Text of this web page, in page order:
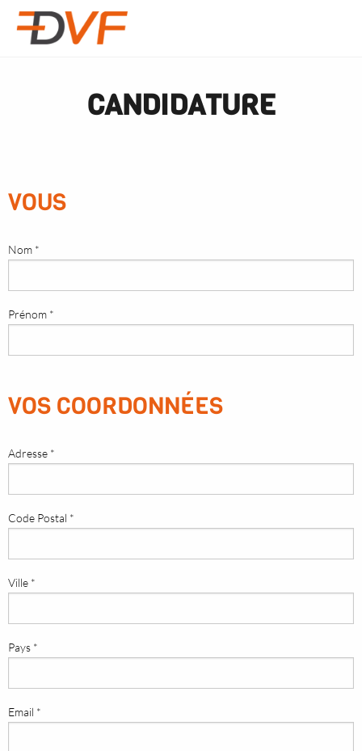
CANDIDATURE
VOUS
Nom *
Prénom *
VOS COORDONNÉES
Adresse *
Code Postal *
Ville *
Pays *
Email *